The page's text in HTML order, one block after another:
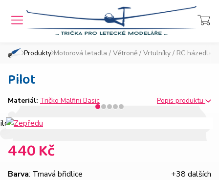
Domů Chcete také takový e-shop?
Přihlášení
»
Produkty »
Motorová letadla / Větroně / Vrtulníky / RC házedla -
Pilot
Materiál: Tričko Malfini Basic Popis produktu
440 Kč
Barva: Tmavá břidlice
+38 dalších